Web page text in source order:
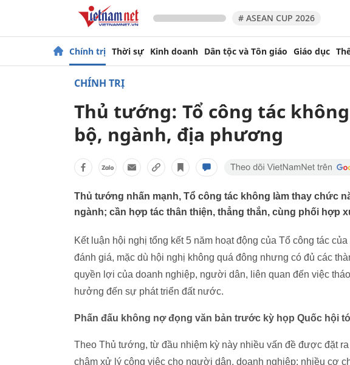
# ASEAN CUP 2026
Chính trị Thời sự Kinh doanh Dân tộc và Tôn giáo Giáo dục
CHÍNH TRỊ
Thủ tướng: Tổ công tác
bộ, ngành, địa phương
Thủ tướng nhấn mạnh, Tổ công tác không làm thay chức
ngành; cần hợp tác thân thiện, thẳng thắn, cùng phối hợp
Kết luận hội nghị tổng kết 5 năm hoạt động của Tổ công tác
đánh giá, mặc dù hội nghị không quá đông nhưng có đủ các
quyền lợi của doanh nghiệp, người dân, liên quan đến việc
hưởng đến sự phát triển đất nước.
Phấn đấu không nợ đọng văn bản trước kỳ họp Quốc hội
Theo Thủ tướng, từ đầu nhiệm kỳ này nhiều vấn đề được đặt
chậm xử lý công việc cho người dân, doanh nghiệp; nhiều cơ